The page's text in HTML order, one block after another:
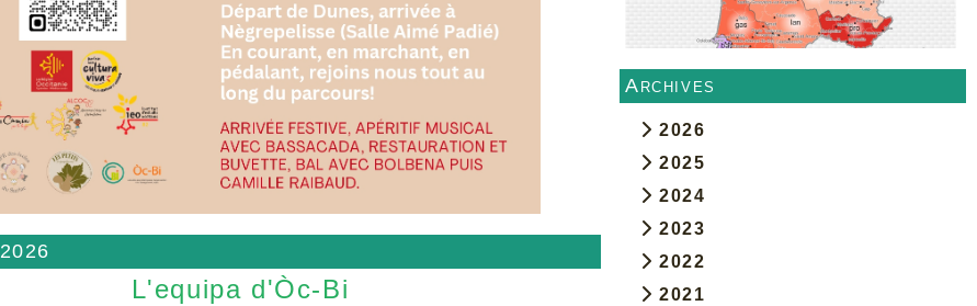
L'equipa d'Òc-Bi
Archives
2026
2025
2024
2023
2022
2021